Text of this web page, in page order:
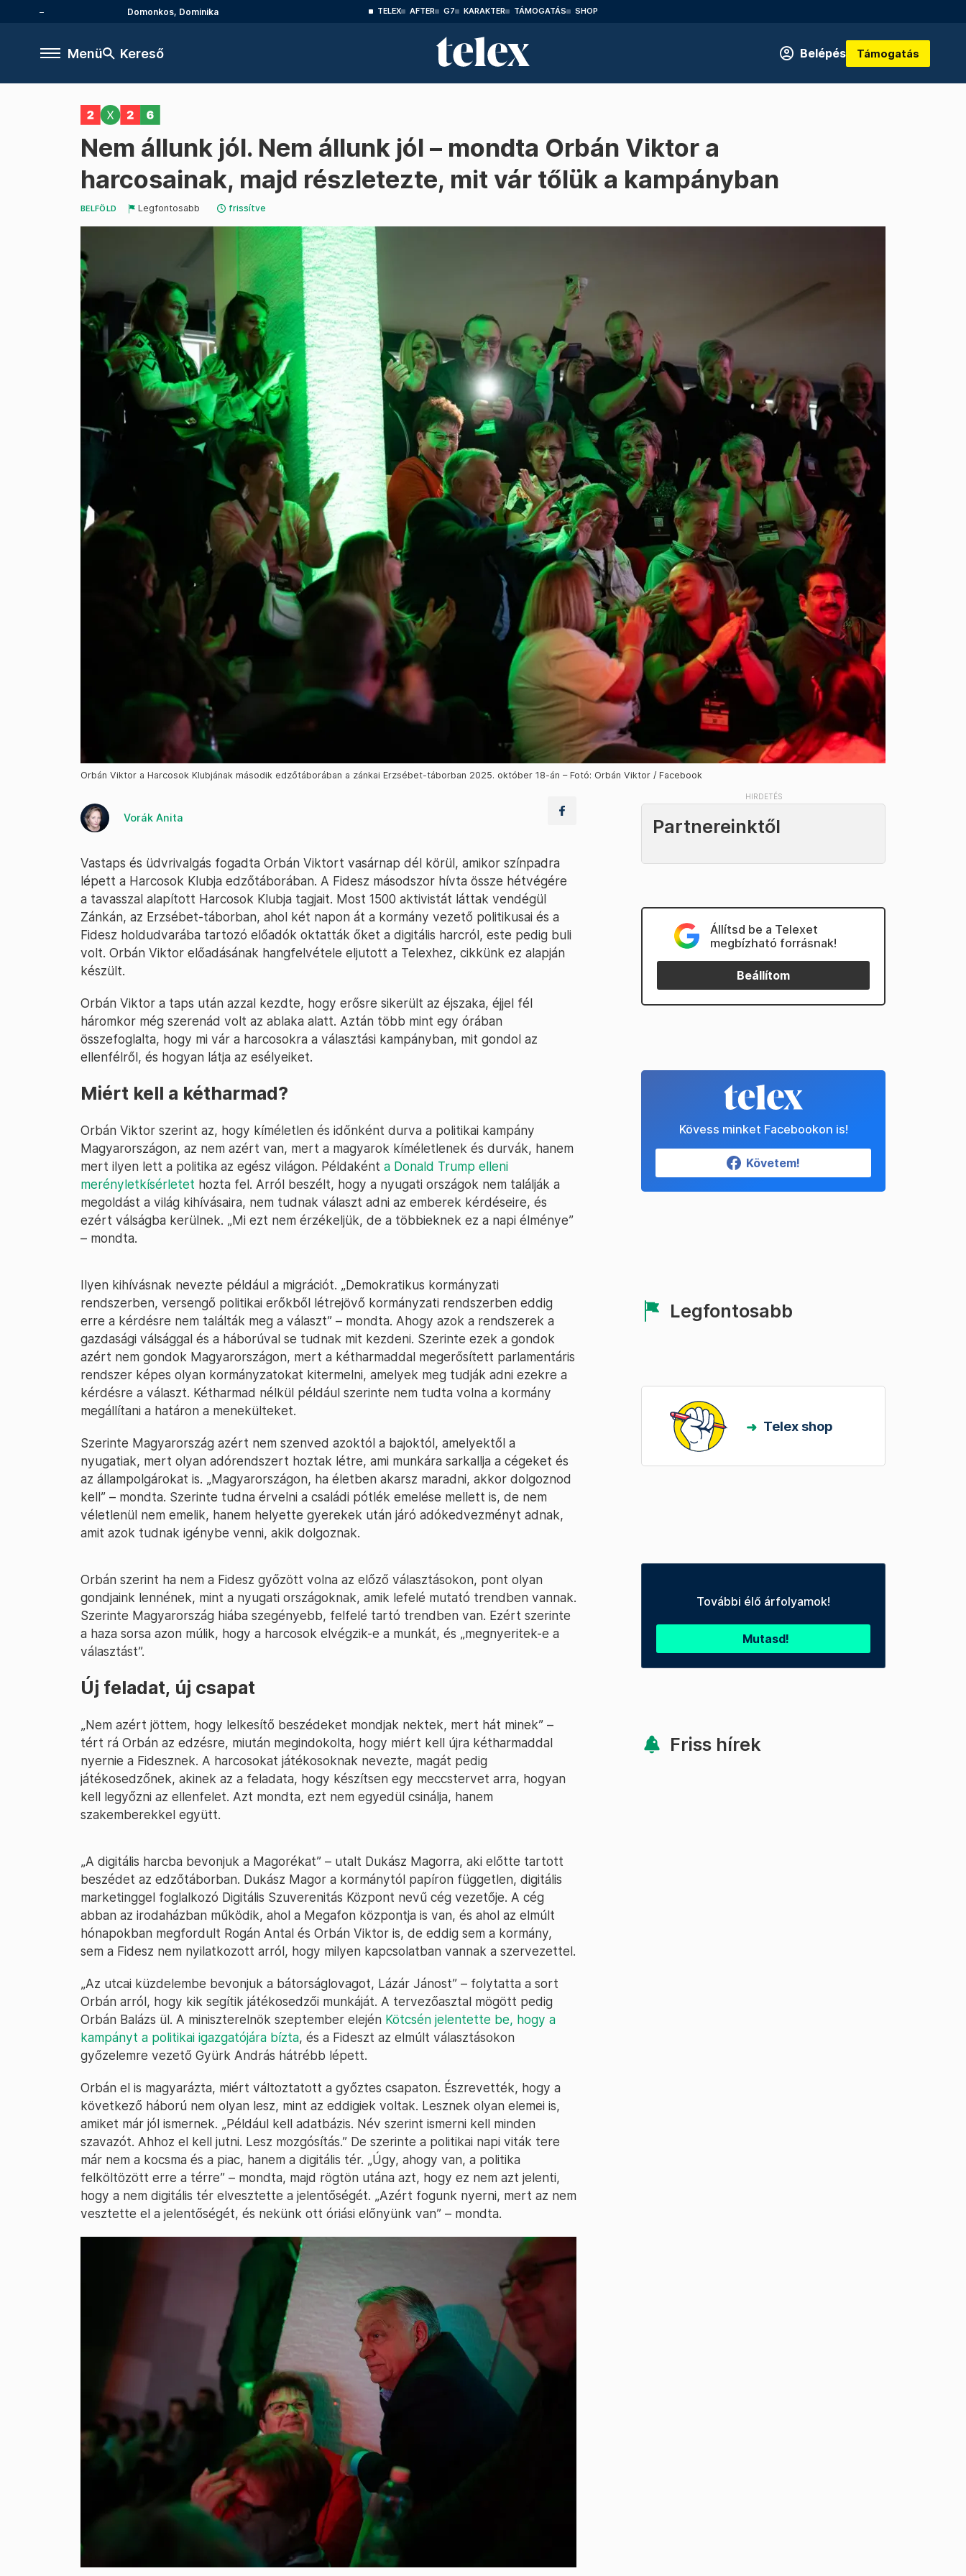
Domonkos, Dominika TELEX AFTER G7 KARAKTER TÁMOGATÁS SHOP
Menü Kereső Belépés Támogatás
Nem állunk jól. Nem állunk jól – mondta Orbán Viktor a
harcosainak, majd részletezte, mit vár tőlük a kampányban
BELFÖLD Legfontosabb frissítve
Orbán Viktor a Harcosok Klubjának második edzőtáborában a zánkai Erzsébet-táborban 2025. október 18-án – Fotó: Orbán Viktor / Facebook
Vorák Anita
Vastaps és üdvrivalgás fogadta Orbán Viktort vasárnap dél körül, amikor színpadra
lépett a Harcosok Klubja edzőtáborában. A Fidesz másodszor hívta össze hétvégére
a tavasszal alapított Harcosok Klubja tagjait. Most 1500 aktivistát láttak vendégül
Zánkán, az Erzsébet-táborban, ahol két napon át a kormány vezető politikusai és a
Fidesz holdudvarába tartozó előadók oktatták őket a digitális harcról, este pedig buli
volt. Orbán Viktor előadásának hangfelvétele eljutott a Telexhez, cikkünk ez alapján
készült.
Orbán Viktor a taps után azzal kezdte, hogy erősre sikerült az éjszaka, éjjel fél
háromkor még szerenád volt az ablaka alatt. Aztán több mint egy órában
összefoglalta, hogy mi vár a harcosokra a választási kampányban, mit gondol az
ellenfélről, és hogyan látja az esélyeiket.
Miért kell a kétharmad?
Orbán Viktor szerint az, hogy kíméletlen és időnként durva a politikai kampány
Magyarországon, az nem azért van, mert a magyarok kíméletlenek és durvák, hanem
mert ilyen lett a politika az egész világon. Példaként a Donald Trump elleni
merényletkísérletet hozta fel. Arról beszélt, hogy a nyugati országok nem találják a
megoldást a világ kihívásaira, nem tudnak választ adni az emberek kérdéseire, és
ezért válságba kerülnek. „Mi ezt nem érzékeljük, de a többieknek ez a napi élménye”
– mondta.
Ilyen kihívásnak nevezte például a migrációt. „Demokratikus kormányzati
rendszerben, versengő politikai erőkből létrejövő kormányzati rendszerben eddig
erre a kérdésre nem találták meg a választ” – mondta. Ahogy azok a rendszerek a
gazdasági válsággal és a háborúval se tudnak mit kezdeni. Szerinte ezek a gondok
azért nem gondok Magyarországon, mert a kétharmaddal megerősített parlamentáris
rendszer képes olyan kormányzatokat kitermelni, amelyek meg tudják adni ezekre a
kérdésre a választ. Kétharmad nélkül például szerinte nem tudta volna a kormány
megállítani a határon a menekülteket.
Szerinte Magyarország azért nem szenved azoktól a bajoktól, amelyektől a
nyugatiak, mert olyan adórendszert hoztak létre, ami munkára sarkallja a cégeket és
az állampolgárokat is. „Magyarországon, ha életben akarsz maradni, akkor dolgoznod
kell” – mondta. Szerinte tudna érvelni a családi pótlék emelése mellett is, de nem
véletlenül nem emelik, hanem helyette gyerekek után járó adókedvezményt adnak,
amit azok tudnak igénybe venni, akik dolgoznak.
Orbán szerint ha nem a Fidesz győzött volna az előző választásokon, pont olyan
gondjaink lennének, mint a nyugati országoknak, amik lefelé mutató trendben vannak.
Szerinte Magyarország hiába szegényebb, felfelé tartó trendben van. Ezért szerinte
a haza sorsa azon múlik, hogy a harcosok elvégzik-e a munkát, és „megnyeritek-e a
választást”.
Új feladat, új csapat
„Nem azért jöttem, hogy lelkesítő beszédeket mondjak nektek, mert hát minek” –
tért rá Orbán az edzésre, miután megindokolta, hogy miért kell újra kétharmaddal
nyernie a Fidesznek. A harcosokat játékosoknak nevezte, magát pedig
játékosedzőnek, akinek az a feladata, hogy készítsen egy meccstervet arra, hogyan
kell legyőzni az ellenfelet. Azt mondta, ezt nem egyedül csinálja, hanem
szakemberekkel együtt.
„A digitális harcba bevonjuk a Magorékat” – utalt Dukász Magorra, aki előtte tartott
beszédet az edzőtáborban. Dukász Magor a kormánytól papíron független, digitális
marketinggel foglalkozó Digitális Szuverenitás Központ nevű cég vezetője. A cég
abban az irodaházban működik, ahol a Megafon központja is van, és ahol az elmúlt
hónapokban megfordult Rogán Antal és Orbán Viktor is, de eddig sem a kormány,
sem a Fidesz nem nyilatkozott arról, hogy milyen kapcsolatban vannak a szervezettel.
„Az utcai küzdelembe bevonjuk a bátorságlovagot, Lázár Jánost” – folytatta a sort
Orbán arról, hogy kik segítik játékosedzői munkáját. A tervezőasztal mögött pedig
Orbán Balázs ül. A miniszterelnök szeptember elején Kötcsén jelentette be, hogy a
kampányt a politikai igazgatójára bízta, és a Fideszt az elmúlt választásokon
győzelemre vezető Gyürk András hátrébb lépett.
Orbán el is magyarázta, miért változtatott a győztes csapaton. Észrevették, hogy a
következő háború nem olyan lesz, mint az eddigiek voltak. Lesznek olyan elemei is,
amiket már jól ismernek. „Például kell adatbázis. Név szerint ismerni kell minden
szavazót. Ahhoz el kell jutni. Lesz mozgósítás.” De szerinte a politikai napi viták tere
már nem a kocsma és a piac, hanem a digitális tér. „Úgy, ahogy van, a politika
felköltözött erre a térre” – mondta, majd rögtön utána azt, hogy ez nem azt jelenti,
hogy a nem digitális tér elvesztette a jelentőségét. „Azért fogunk nyerni, mert az nem
vesztette el a jelentőségét, és nekünk ott óriási előnyünk van” – mondta.
Partnereinktől
Állítsd be a Telexet
megbízható forrásnak!
Beállítom
Kövess minket Facebookon is!
Követem!
Legfontosabb
Telex shop
További élő árfolyamok!
Mutasd!
Friss hírek